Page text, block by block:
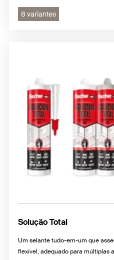
8 variantes
Solução Total
Um selante tudo-em-um que
flexível, adequado para múltiplas